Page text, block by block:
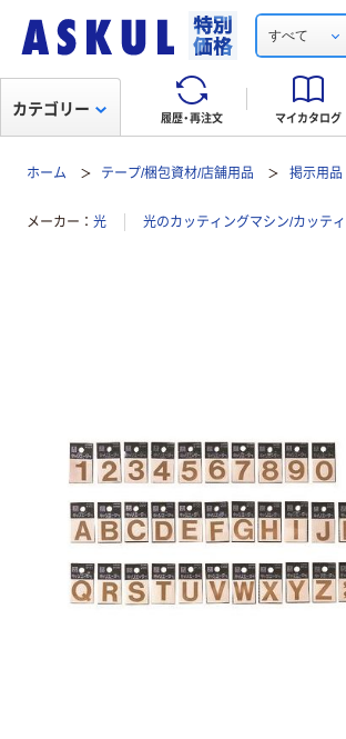
すべて
履歴・再注文 マイカタログ
カテゴリー
ホーム テープ/梱包資材/店舗用品 掲示用品
メーカー 光 光のカッティングマシン/カッテ